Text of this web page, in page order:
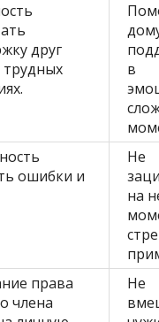
друг
трудных
в
ошибки и
Не
на
права
члена
Не